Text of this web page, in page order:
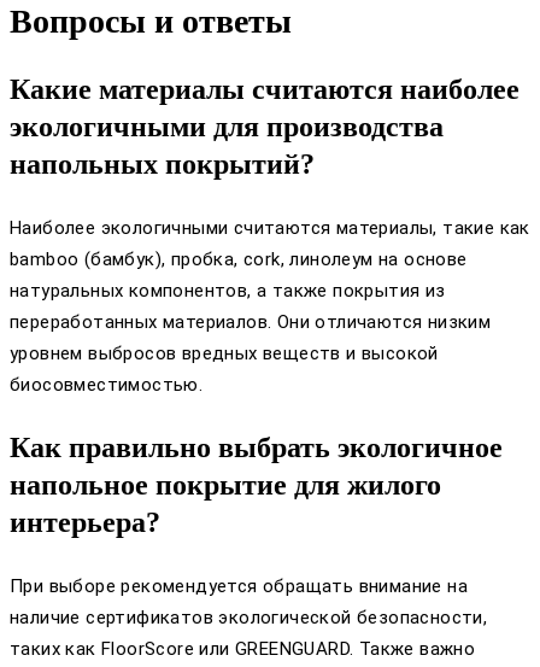
Вопросы и ответы
Какие материалы считаются наиболее
экологичными для производства
напольных покрытий?
Наиболее экологичными считаются материалы, такие как
bamboo (бамбук), пробка, cork, линолеум на основе
натуральных компонентов, а также покрытия из
переработанных материалов. Они отличаются низким
уровнем выбросов вредных веществ и высокой
биосовместимостью.
Как правильно выбрать экологичное
напольное покрытие для жилого
интерьера?
При выборе рекомендуется обращать внимание на
наличие сертификатов экологической безопасности,
таких как FloorScore или GREENGUARD. Также важно